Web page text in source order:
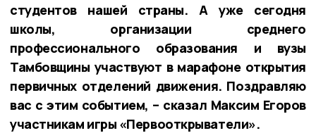
студентов нашей страны. А уже сегодня
школы, организации среднего
профессионального образования и вузы
Тамбовщины участвуют в марафоне открытия
первичных отделений движения. Поздравляю
вас с этим событием, – сказал Максим Егоров
участникам игры «Первооткрыватели».